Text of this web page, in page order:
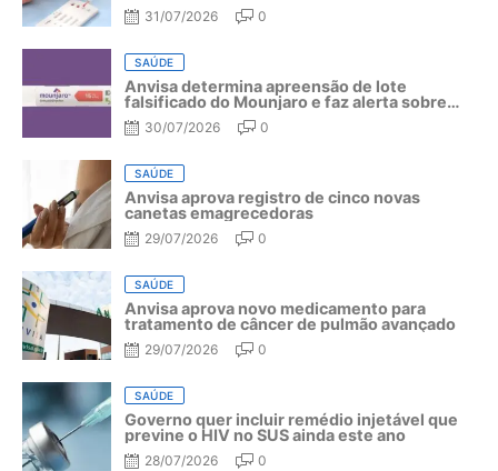
31/07/2026 0
SAÚDE
Anvisa determina apreensão de lote
falsificado do Mounjaro e faz alerta sobre
riscos do medicamento
30/07/2026 0
SAÚDE
Anvisa aprova registro de cinco novas
canetas emagrecedoras
29/07/2026 0
SAÚDE
Anvisa aprova novo medicamento para
tratamento de câncer de pulmão avançado
29/07/2026 0
SAÚDE
Governo quer incluir remédio injetável que
previne o HIV no SUS ainda este ano
28/07/2026 0